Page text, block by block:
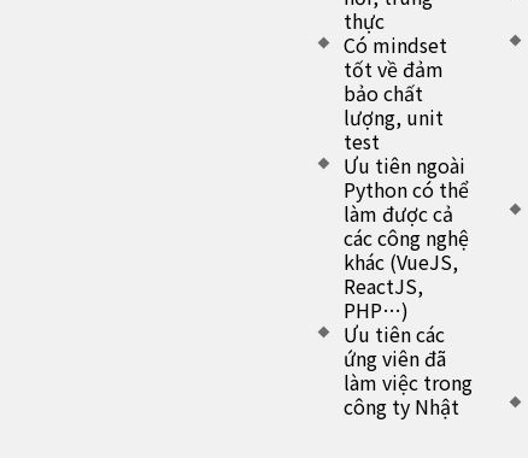
thực
Có mindset
tốt về đảm
bảo chất
lượng, unit
test
Ưu tiên ngoài
Python có thể
làm được cả
các công nghệ
khác (VueJS,
ReactJS,
PHP…)
Ưu tiên các
ứng viên đã
làm việc trong
công ty Nhật